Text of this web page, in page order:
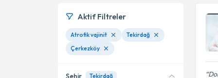
Aktif Filtreler
Atrofik vajinit
Tekirdağ
Çerkezköy
Şehir Tekirdağ